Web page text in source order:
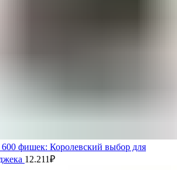
600 фишек: Королевский выбор для
12.211₽